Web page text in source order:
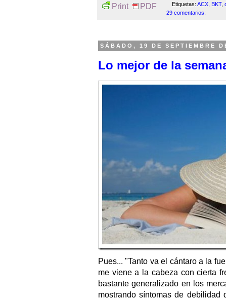
Print PDF Etiquetas: ACX, BKT,
29 comentarios:
SÁBADO, 19 DE SEPTIEMBRE
Lo mejor de la
Pues... "Tanto va el cántaro a la
me viene a la cabeza con cierta
bastante generalizado en los
mostrando síntomas de debilidad